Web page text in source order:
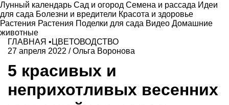
Лунный календарь Сад и огород Семена и рассада Идеи
для сада Болезни и вредители Красота и здоровье
Растения Растения Поделки для сада Видео Домашние
животные
ГЛАВНАЯ • ЦВЕТОВОДСТВО
27 апреля 2022 /Ольга Воронова
5 красивых и
неприхотливых весенних